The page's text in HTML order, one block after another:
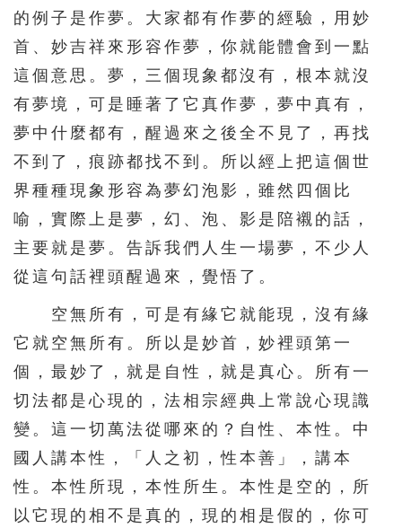
的例子是作夢。大家都有作夢的經驗，用妙
首、妙吉祥來形容作夢，你就能體會到一點
這個意思。夢，三個現象都沒有，根本就沒
有夢境，可是睡著了它真作夢，夢中真有，
夢中什麼都有，醒過來之後全不見了，再找
不到了，痕跡都找不到。所以經上把這個世
界種種現象形容為夢幻泡影，雖然四個比
喻，實際上是夢，幻、泡、影是陪襯的話，
主要就是夢。告訴我們人生一場夢，不少人
從這句話裡頭醒過來，覺悟了。
空無所有，可是有緣它就能現，沒有緣
它就空無所有。所以是妙首，妙裡頭第一
個，最妙了，就是自性，就是真心。所有一
切法都是心現的，法相宗經典上常說心現識
變。這一切萬法從哪來的？自性、本性。中
國人講本性，「人之初，性本善」，講本
性。本性所現，本性所生。本性是空的，所
以它現的相不是真的，現的相是假的，你可